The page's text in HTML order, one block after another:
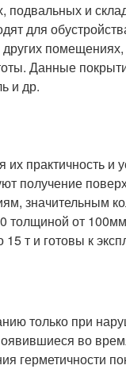
подвальных и
для
помещениях,
Данные
и др.
практичность и
получение
значительным
толщиной от
т и готовы к
только при
во
герметичности